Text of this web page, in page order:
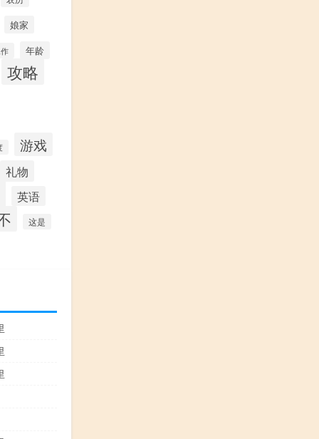
娘家
年龄
攻略
游戏
礼物
英语
这是